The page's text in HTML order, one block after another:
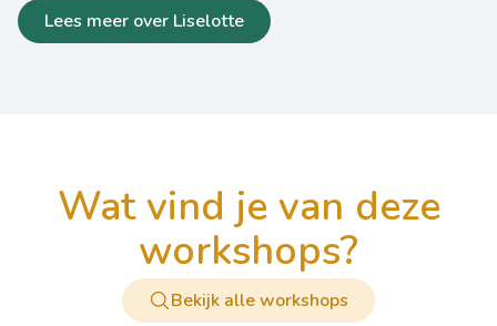
Lees meer over Liselotte
wat vind je van deze
workshops?
Bekijk alle workshops